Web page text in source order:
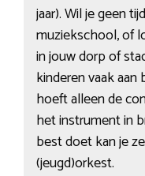
jaar). Wil je geen
muziekschool, of
in jouw dorp of
kinderen vaak aan
hoeft alleen de
het instrument in
best doet kan je
(jeugd)orkest.